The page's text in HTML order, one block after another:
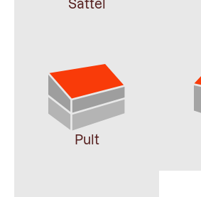
Sattel
Pult